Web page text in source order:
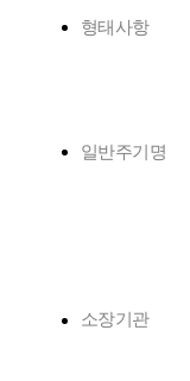
형태사항
일반주기명
소장기관